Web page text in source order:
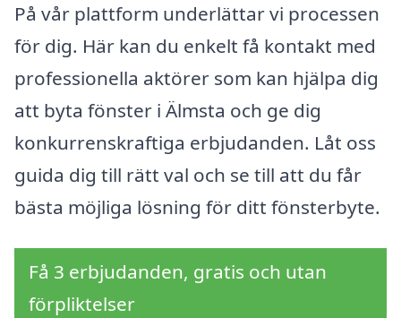
På vår plattform underlättar vi processen
för dig. Här kan du enkelt få kontakt med
professionella aktörer som kan hjälpa dig
att byta fönster i Älmsta och ge dig
konkurrenskraftiga erbjudanden. Låt oss
guida dig till rätt val och se till att du får
bästa möjliga lösning för ditt fönsterbyte.
Få 3 erbjudanden, gratis och utan
förpliktelser